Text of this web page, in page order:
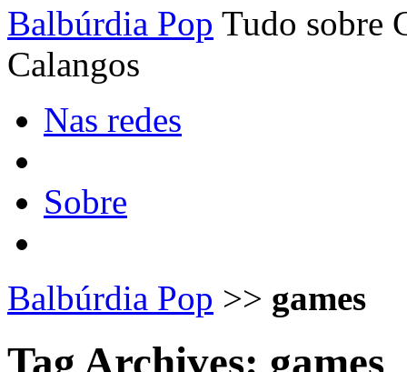
Balbúrdia Pop Tudo sobre
Calangos
Nas redes
Sobre
Balbúrdia Pop >> games
Tag Archives: games